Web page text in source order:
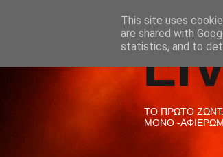
ΤΟ ΠΡΩΤΟ
ΜΟΝΟ -
This site uses
are shared with
statistics, and to